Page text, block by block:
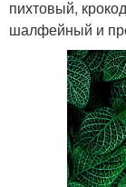
пихтовый,
шалфейный и